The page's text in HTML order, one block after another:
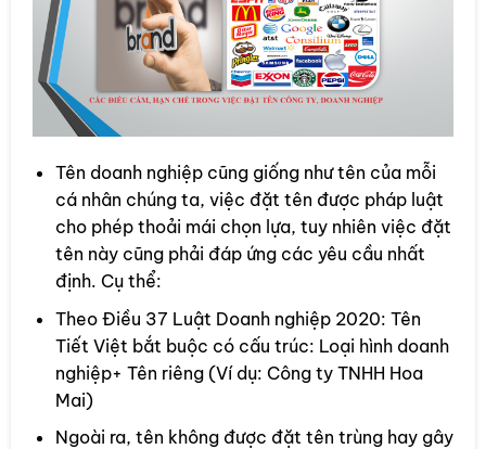
Tên doanh nghiệp cũng giống như tên của mỗi
cá nhân chúng ta, việc đặt tên được pháp luật
cho phép thoải mái chọn lựa, tuy nhiên việc đặt
tên này cũng phải đáp ứng các yêu cầu nhất
định. Cụ thể:
Theo Điều 37 Luật Doanh nghiệp 2020: Tên
Tiết Việt bắt buộc có cấu trúc: Loại hình doanh
nghiệp+ Tên riêng (Ví dụ: Công ty TNHH Hoa
Mai)
Ngoài ra, tên không được đặt tên trùng hay gây